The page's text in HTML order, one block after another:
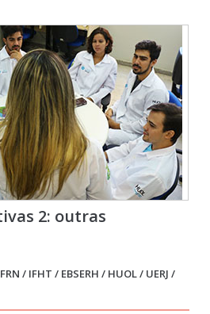
2: outras
/ IFHT / EBSERH / HUOL / UERJ /